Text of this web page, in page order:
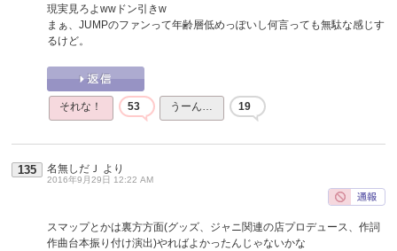
現実見ろよwwドン引きw
まぁ、JUMPのファンって年齢層低めっぽいし何言っても無駄な感じす
るけど。
それな！ 53 うーん… 19
135 名無しだＪ より
2016年9月29日 12:22 AM
スマップとかは裏方方面(グッズ、ジャニ関連の店プロデュース、作詞
作曲台本振り付け演出)やればよかったんじゃないかな